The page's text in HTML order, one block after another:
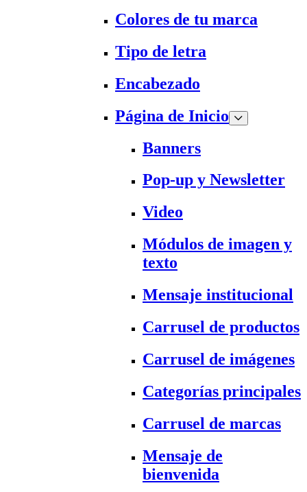
Colores de tu marca
Tipo de letra
Encabezado
Página de Inicio
Banners
Pop-up y Newsletter
Video
Módulos de imagen y
texto
Mensaje institucional
Carrusel de productos
Carrusel de imágenes
Categorías principales
Carrusel de marcas
Mensaje de
bienvenida